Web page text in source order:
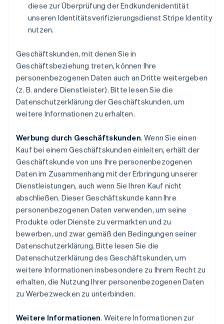
diese zur Überprüfung der Endkundenidentität
unseren Identitätsverifizierungsdienst Stripe Identity
nutzen.
Geschäftskunden, mit denen Sie in
Geschäftsbeziehung treten, können Ihre
personenbezogenen Daten auch an Dritte weitergeben
(z. B. andere Dienstleister). Bitte lesen Sie die
Datenschutzerklärung der Geschäftskunden, um
weitere Informationen zu erhalten.
Werbung durch Geschäftskunden. Wenn Sie einen
Kauf bei einem Geschäftskunden einleiten, erhält der
Geschäftskunde von uns Ihre personenbezogenen
Daten im Zusammenhang mit der Erbringung unserer
Dienstleistungen, auch wenn Sie Ihren Kauf nicht
abschließen. Dieser Geschäftskunde kann Ihre
personenbezogenen Daten verwenden, um seine
Produkte oder Dienste zu vermarkten und zu
bewerben, und zwar gemäß den Bedingungen seiner
Datenschutzerklärung. Bitte lesen Sie die
Datenschutzerklärung des Geschäftskunden, um
weitere Informationen insbesondere zu Ihrem Recht zu
erhalten, die Nutzung Ihrer personenbezogenen Daten
zu Werbezwecken zu unterbinden.
Weitere Informationen. Weitere Informationen zur